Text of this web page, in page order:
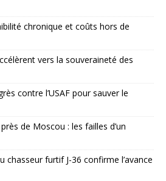
chronique et coûts hors de
vers la souveraineté des
contre l’USAF pour sauver le
de Moscou : les failles d’un
chasseur furtif J-36 confirme l’avance